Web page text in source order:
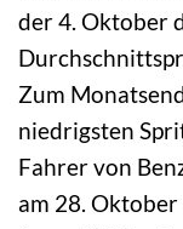
der 4. Oktober
Zum
niedrigsten
Fahrer von
am 28.